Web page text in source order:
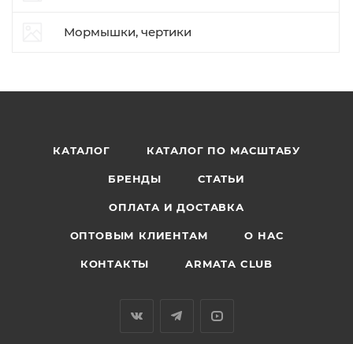
Мормышки, чертики
КАТАЛОГ КАТАЛОГ ПО МАСШТАБУ
БРЕНДЫ СТАТЬИ
ОПЛАТА И ДОСТАВКА
ОПТОВЫМ КЛИЕНТАМ О НАС
КОНТАКТЫ ARMATA CLUB